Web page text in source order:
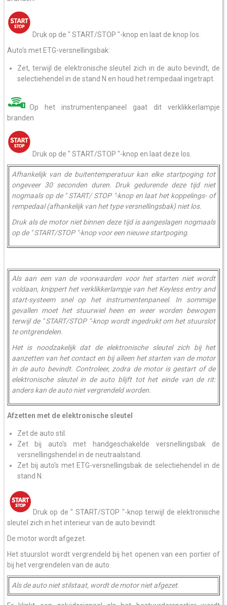
Druk op de " START/STOP "-knop en laat de knop los.
Auto's met ETG-versnellingsbak:
Zet, terwijl de elektronische sleutel zich in de auto bevindt, de
selectiehendel in de stand N en houd het rempedaal ingetrapt.
Op het instrumentenpaneel gaat dit verklikkerlampje
branden
Druk op de " START/STOP "-knop en laat deze los.
Afhankelijk van de buitentemperatuur kan elke startpoging tot
ongeveer 30 seconden duren. Druk gedurende deze tijd niet
nogmaals op de " START/ STOP "-knop en laat het koppelings- of
rempedaal (afhankelijk van het type versnellingsbak) niet los.
Druk als de motor niet binnen deze tijd is aangeslagen nogmaals
op de " START/STOP "-knop voor een nieuwe startpoging.
Als aan een van de voorwaarden voor het starten niet wordt
voldaan, knippert het verklikkerlampje van het Keyless entry and
start-systeem snel op het instrumentenpaneel. In sommige
gevallen moet het stuurwiel heen en weer worden bewogen
terwijl de " START/STOP "-knop wordt ingedrukt om het stuurslot
te ontgrendelen.
Het is noodzakelijk dat de elektronische sleutel zich bij het
aanzetten van het contact en bij alleen het starten van de motor
in de auto bevindt. Controleer, zodra de motor is gestart of de
elektronische sleutel in de auto blijft tot het einde van de rit:
anders kan de auto niet vergrendeld worden.
Afzetten met de elektronische sleutel
Zet de auto stil.
Zet bij auto's met handgeschakelde versnellingsbak de
versnellingshendel in de neutraalstand.
Zet bij auto's met ETG-versnellingsbak de selectiehendel in de
stand N.
Druk op de " START/STOP "-knop terwijl de elektronische
sleutel zich in het interieur van de auto bevindt.
De motor wordt afgezet.
Het stuurslot wordt vergrendeld bij het openen van een portier of
bij het vergrendelen van de auto.
Als de auto niet stilstaat, wordt de motor niet afgezet.